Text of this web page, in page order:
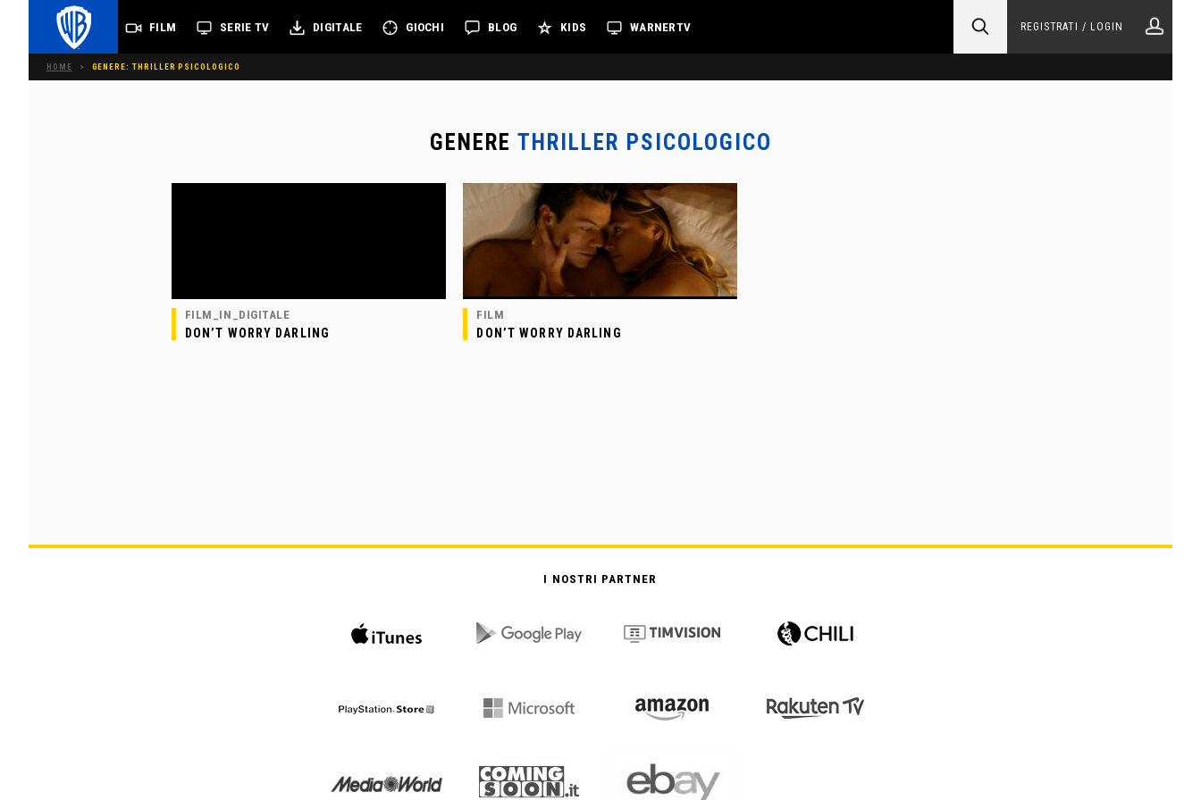
FILM SERIE TV DIGITALE GIOCHI BLOG KIDS WARNERTV REGISTRATI / LOGIN
HOME > GENERE: THRILLER PSICOLOGICO
GENERE THRILLER PSICOLOGICO
FILM_IN_DIGITALE
DON’T WORRY DARLING
FILM
DON’T WORRY DARLING
I NOSTRI PARTNER